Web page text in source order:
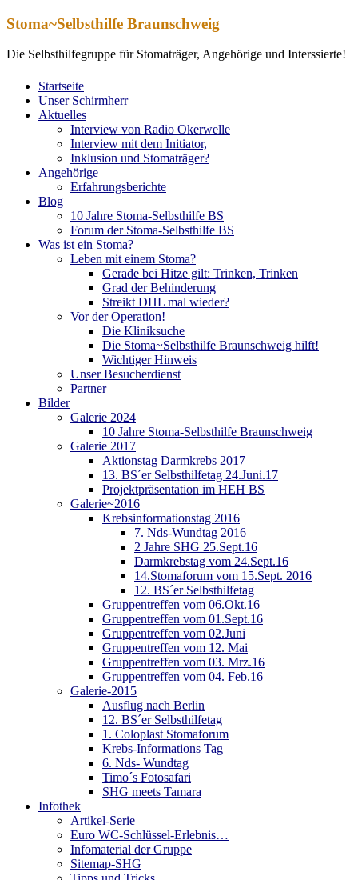
Zum
springen
Stoma~Selbsthilfe Braunschweig
Die Selbsthilfegruppe für Stomaträger, Angehörige und Interssierte!
Startseite
Unser Schirmherr
Aktuelles
Interview von Radio Okerwelle
Interview mit dem Initiator,
Inklusion und Stomaträger?
Angehörige
Erfahrungsberichte
Blog
10 Jahre Stoma-Selbsthilfe BS
Forum der Stoma-Selbsthilfe BS
Was ist ein Stoma?
Leben mit einem Stoma?
Gerade bei Hitze gilt: Trinken, Trinken
Grad der Behinderung
Streikt DHL mal wieder?
Vor der Operation!
Die Kliniksuche
Die Stoma~Selbsthilfe Braunschweig hilft!
Wichtiger Hinweis
Unser Besucherdienst
Partner
Bilder
Galerie 2024
10 Jahre Stoma-Selbsthilfe Braunschweig
Galerie 2017
Aktionstag Darmkrebs 2017
13. BS´er Selbsthilfetag 24.Juni.17
Projektpräsentation im HEH BS
Galerie~2016
Krebsinformationstag 2016
7. Nds-Wundtag 2016
2 Jahre SHG 25.Sept.16
Darmkrebstag vom 24.Sept.16
14.Stomaforum vom 15.Sept. 2016
12. BS´er Selbsthilfetag
Gruppentreffen vom 06.Okt.16
Gruppentreffen vom 01.Sept.16
Gruppentreffen vom 02.Juni
Gruppentreffen vom 12. Mai
Gruppentreffen vom 03. Mrz.16
Gruppentreffen vom 04. Feb.16
Galerie-2015
Ausflug nach Berlin
12. BS´er Selbsthilfetag
1. Coloplast Stomaforum
Krebs-Informations Tag
6. Nds- Wundtag
Timo´s Fotosafari
SHG meets Tamara
Infothek
Artikel-Serie
Euro WC-Schlüssel-Erlebnis…
Infomaterial der Gruppe
Sitemap-SHG